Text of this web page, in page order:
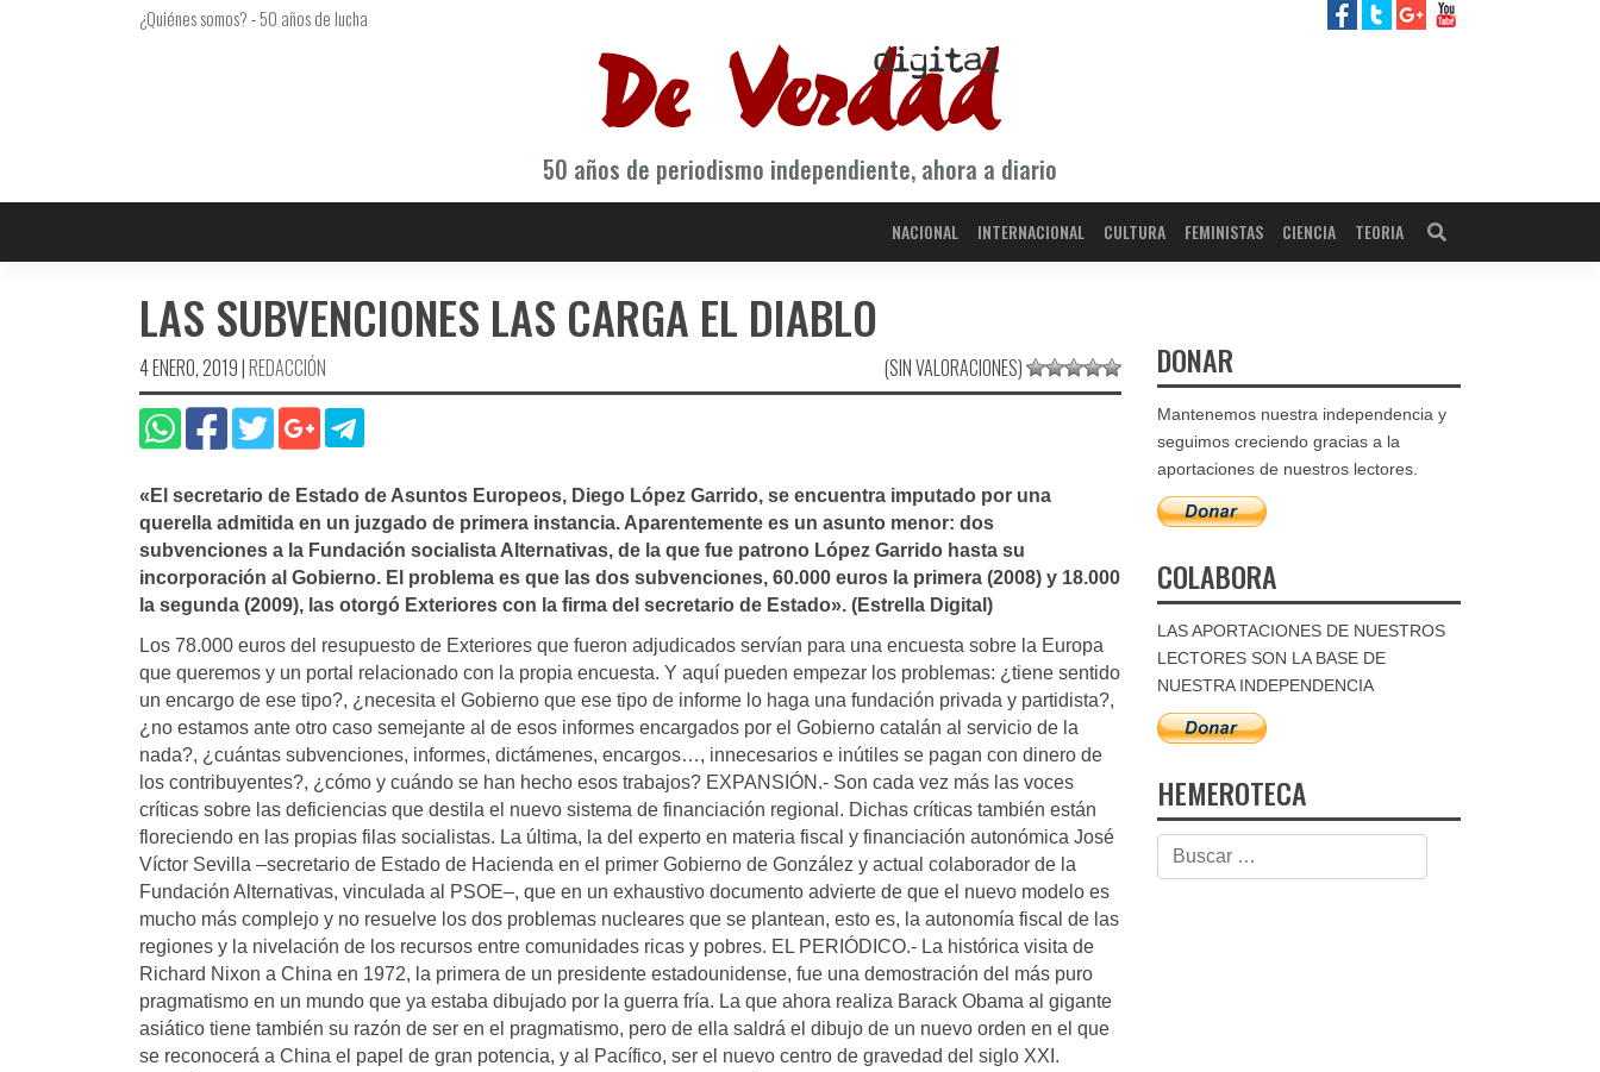
¿Quiénes somos?-50 años de lucha
50 años de periodismo independiente, ahora a diario
NACIONAL INTERNACIONAL CULTURA FEMINISTAS CIENCIA TEORIA
LAS SUBVENCIONES LAS CARGA EL DIABLO
4 ENERO, 2019|REDACCIÓN (SIN VALORACIONES)
«El secretario de Estado de Asuntos Europeos, Diego López Garrido, se encuentra imputado por una
querella admitida en un juzgado de primera instancia. Aparentemente es un asunto menor: dos
subvenciones a la Fundación socialista Alternativas, de la que fue patrono López Garrido hasta su
incorporación al Gobierno. El problema es que las dos subvenciones, 60.000 euros la primera (2008) y 18.000
la segunda (2009), las otorgó Exteriores con la firma del secretario de Estado». (Estrella Digital)
Los 78.000 euros del resupuesto de Exteriores que fueron adjudicados servían para una encuesta sobre la Europa
que queremos y un portal relacionado con la propia encuesta. Y aquí pueden empezar los problemas: ¿tiene sentido
un encargo de ese tipo?, ¿necesita el Gobierno que ese tipo de informe lo haga una fundación privada y partidista?,
¿no estamos ante otro caso semejante al de esos informes encargados por el Gobierno catalán al servicio de la
nada?, ¿cuántas subvenciones, informes, dictámenes, encargos…, innecesarios e inútiles se pagan con dinero de
los contribuyentes?, ¿cómo y cuándo se han hecho esos trabajos? EXPANSIÓN.- Son cada vez más las voces
críticas sobre las deficiencias que destila el nuevo sistema de financiación regional. Dichas críticas también están
floreciendo en las propias filas socialistas. La última, la del experto en materia fiscal y financiación autonómica José
Víctor Sevilla –secretario de Estado de Hacienda en el primer Gobierno de González y actual colaborador de la
Fundación Alternativas, vinculada al PSOE–, que en un exhaustivo documento advierte de que el nuevo modelo es
mucho más complejo y no resuelve los dos problemas nucleares que se plantean, esto es, la autonomía fiscal de las
regiones y la nivelación de los recursos entre comunidades ricas y pobres. EL PERIÓDICO.- La histórica visita de
Richard Nixon a China en 1972, la primera de un presidente estadounidense, fue una demostración del más puro
pragmatismo en un mundo que ya estaba dibujado por la guerra fría. La que ahora realiza Barack Obama al gigante
asiático tiene también su razón de ser en el pragmatismo, pero de ella saldrá el dibujo de un nuevo orden en el que
se reconocerá a China el papel de gran potencia, y al Pacífico, ser el nuevo centro de gravedad del siglo XXI.
DONAR
Mantenemos nuestra independencia y
seguimos creciendo gracias a la
aportaciones de nuestros lectores.
COLABORA
LAS APORTACIONES DE NUESTROS
LECTORES SON LA BASE DE
NUESTRA INDEPENDENCIA
HEMEROTECA